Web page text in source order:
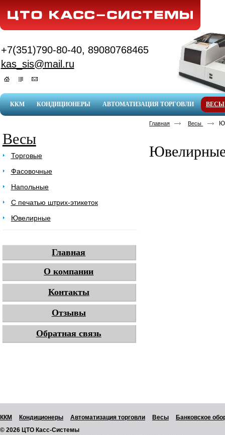
+7(351)790-80-40, 89080768465
kas_sis@mail.ru
ККМ КОНДИЦИОНЕРЫ АВТОМАТИЗАЦИЯ ТОРГОВЛИ ВЕСЫ
Весы
Торговые
Фасовочные
Напольные
С печатью штрих-этикеток
Ювелирные
Главная
О компании
Контакты
Отзывы
Обратная связь
Главная Весы
ККМ Кондиционеры Автоматизация торговли Весы
Банковское
© 2026 ЦТО Касс-Системы